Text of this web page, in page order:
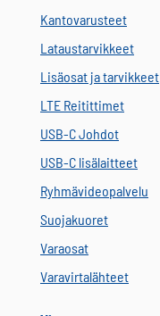
Kantovarusteet
Lataustarvikkeet
Lisäosat ja tarvikkeet
LTE Reitittimet
USB-C Johdot
USB-C lisälaitteet
Ryhmävideopalvelu
Suojakuoret
Varaosat
Varavirtalähteet